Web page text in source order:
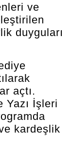
ve
duyguları
açtı.
Yazı İşleri
kardeşlik